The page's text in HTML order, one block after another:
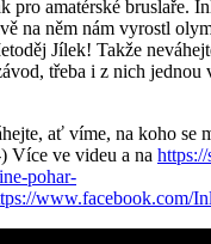
pro amatérské bruslaře.
na něm nám vyrostl
Jílek! Takže
třeba i z nich
ať víme, na koho se
Více ve videu a na
pohar-
www.facebook.com/